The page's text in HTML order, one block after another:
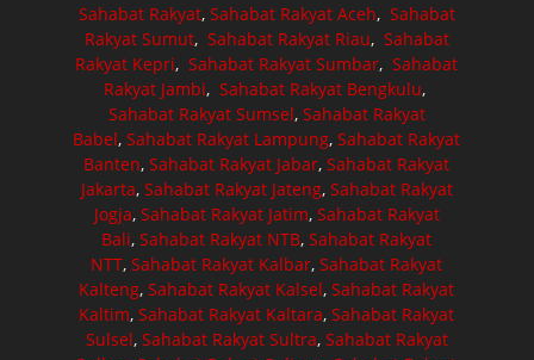
Sahabat Rakyat, Sahabat Rakyat Aceh, Sahabat
Rakyat Sumut, Sahabat Rakyat Riau, Sahabat
Rakyat Kepri,Sahabat Rakyat Sumbar,Sahabat
Rakyat Jambi, Sahabat Rakyat Bengkulu,
Sahabat Rakyat Sumsel, Sahabat Rakyat
Babel,Sahabat Rakyat Lampung,Sahabat Rakyat
Banten,Sahabat Rakyat Jabar,Sahabat Rakyat
Jakarta, Sahabat Rakyat Jateng, Sahabat Rakyat
Jogja, Sahabat Rakyat Jatim, Sahabat Rakyat
Bali,Sahabat Rakyat NTB,Sahabat Rakyat
NTT,Sahabat Rakyat Kalbar,Sahabat Rakyat
Kalteng,Sahabat Rakyat Kalsel,Sahabat Rakyat
Kaltim,Sahabat Rakyat Kaltara,Sahabat Rakyat
Sulsel, Sahabat Rakyat Sultra, Sahabat Rakyat